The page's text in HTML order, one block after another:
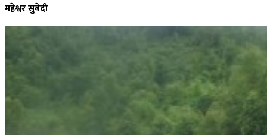
महेश्वर सुबेदी